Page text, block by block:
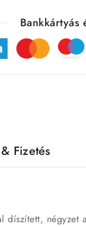
Bankkártyás
Fizetés
díszített, négyzet